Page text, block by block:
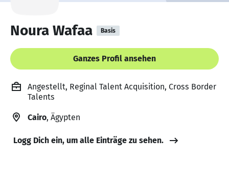
Noura Wafaa Basis
Ganzes Profil ansehen
Angestellt, Reginal Talent Acquisition, Cross Border
Talents
Cairo, Ägypten
Logg Dich ein, um alle Einträge zu sehen.